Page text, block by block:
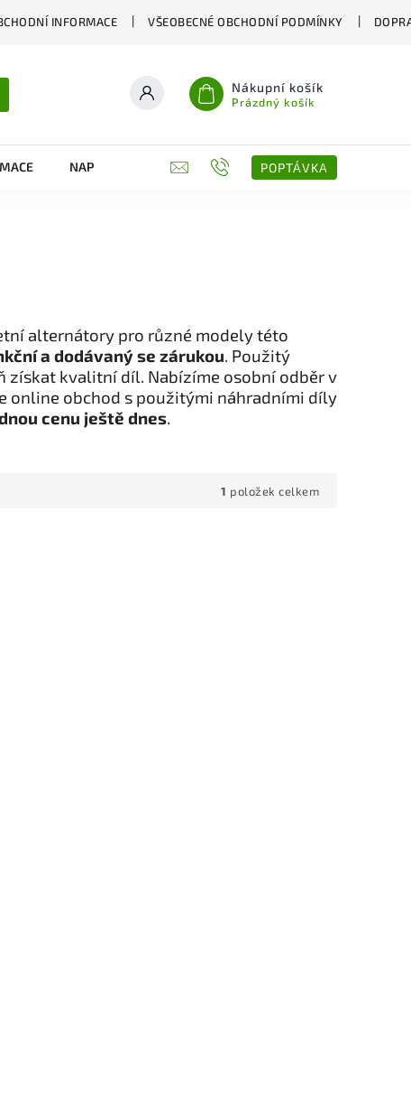
INFORMACE VŠEOBECNÉ OBCHODNÍ PODMÍNKY
Nákupní košík
Prázdný košík
NAPIŠTE NÁM KONTAKTY POPTÁVKA
alternátory pro různé modely této
a dodávaný se zárukou. Použitý
kvalitní díl. Nabízíme osobní odběr v
online obchod s použitými náhradními díly
cenu ještě dnes.
1 položek celkem